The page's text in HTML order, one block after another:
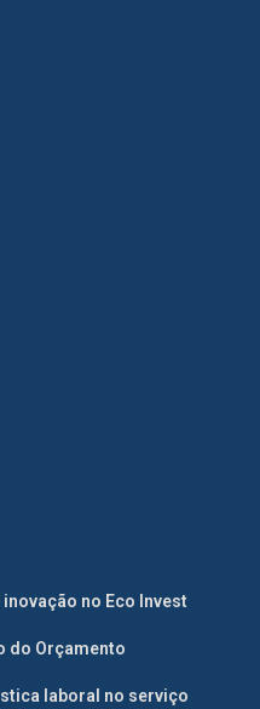
no Eco Invest
do Orçamento
laboral no serviço